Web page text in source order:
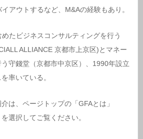
アウトするなど、M&Aの経験もあり。
たビジネスコンサルティングを行う
ALLIANCE 京都市上京区)とマネー
守錢堂（京都市中京区）、1990年設立
率いている。
は、ページトップの「GFAとは」
を選択してご覧ください。